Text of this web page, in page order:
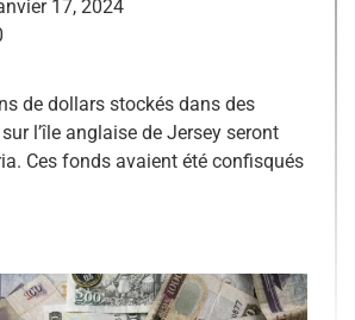
17, 2024
de dollars stockés dans des
l’île anglaise de Jersey seront
Ces fonds avaient été confisqués